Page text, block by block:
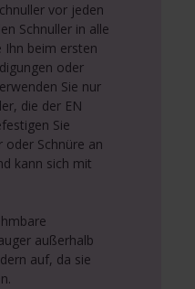
vor jeden
Schnuller in alle
Ihn beim ersten
oder
Sie nur
die der EN
Sie
oder Schnüre an
kann sich mit
außerhalb
auf, da sie